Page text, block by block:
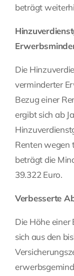
beträgt
Die
verminderter
Bezug einer
ergibt sich ab
Renten wegen
beträgt die
39.322 Euro.
Verbesserte
Die Höhe
sich aus den